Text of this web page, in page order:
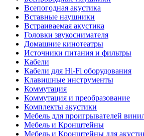
Всепогодная акустика
Вставные наушники
Встраиваемая акустика
Головки звукоснимателя
Домашние кинотеатры
Источники питания и фильтры
Кабели
Кабели для Hi-Fi оборудования
Клавишные инструменты
Коммутация
Коммутация и преобразование
Комплекты акустики
Мебель для проигрывателей
Мебель и Кронштейны
Мебель и Кронштейны для